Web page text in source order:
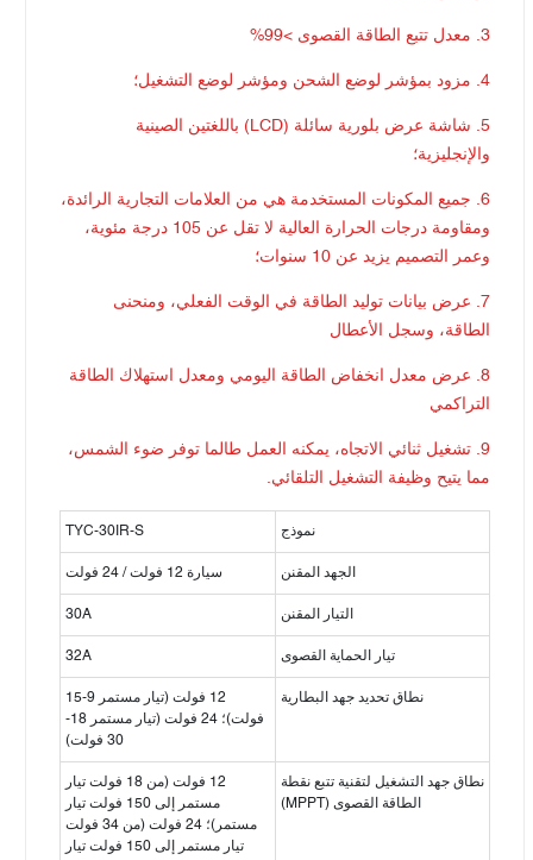
3. معدل تتبع الطاقة القصوى >99%
4. مزود بمؤشر لوضع الشحن ومؤشر لوضع التشغيل؛
5. شاشة عرض بلورية سائلة (LCD) باللغتين الصينية
والإنجليزية؛
6. جميع المكونات المستخدمة هي من العلامات التجارية الرائدة،
ومقاومة درجات الحرارة العالية لا تقل عن 105 درجة مئوية،
وعمر التصميم يزيد عن 10 سنوات؛
7. عرض بيانات توليد الطاقة في الوقت الفعلي، ومنحنى
الطاقة، وسجل الأعطال
8. عرض معدل انخفاض الطاقة اليومي ومعدل استهلاك الطاقة
التراكمي
9. تشغيل ثنائي الاتجاه، يمكنه العمل طالما توفر ضوء الشمس،
مما يتيح وظيفة التشغيل التلقائي.
نموذج TYC-30IR-S
الجهد المقنن سيارة 12 فولت / 24 فولت
التيار المقنن 30A
تيار الحماية القصوى 32A
نطاق تحديد جهد البطارية
12 فولت (تيار مستمر 9-15
فولت)؛ 24 فولت (تيار مستمر 18-
30 فولت)
نطاق جهد التشغيل لتقنية تتبع نقطة
الطاقة القصوى (MPPT)
12 فولت (من 18 فولت تيار
مستمر إلى 150 فولت تيار
مستمر)؛ 24 فولت (من 34 فولت
تيار مستمر إلى 150 فولت تيار